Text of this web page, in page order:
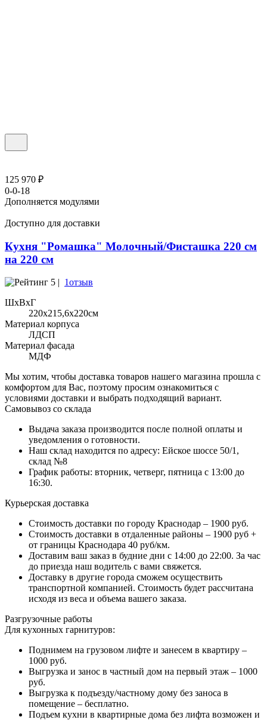
125 970 ₽
0-0-18
Дополняется модулями
Доступно для доставки
Кухня "Ромашка" Молочный/Фисташка 220 см
на 220 см
5 | 1отзыв
ШхВхГ
220x215,6х220см
Материал корпуса
ЛДСП
Материал фасада
МДФ
Мы хотим, чтобы доставка товаров нашего магазина прошла с
комфортом для Вас, поэтому просим ознакомиться с
условиями доставки и выбрать подходящий вариант.
Самовывоз со склада
Выдача заказа производится после полной оплаты и
уведомления о готовности.
Наш склад находится по адресу: Ейское шоссе 50/1,
склад №8
График работы: вторник, четверг, пятница с 13:00 до
16:30.
Курьерская доставка
Стоимость доставки по городу Краснодар – 1900 руб.
Стоимость доставки в отдаленные районы – 1900 руб +
от границы Краснодара 40 руб/км.
Доставим ваш заказ в будние дни с 14:00 до 22:00. За час
до приезда наш водитель с вами свяжется.
Доставку в другие города сможем осуществить
транспортной компанией. Стоимость будет рассчитана
исходя из веса и объема вашего заказа.
Разгрузочные работы
Для кухонных гарнитуров:
Поднимем на грузовом лифте и занесем в квартиру –
1000 руб.
Выгрузка и занос в частный дом на первый этаж – 1000
руб.
Выгрузка к подъезду/частному дому без заноса в
помещение – бесплатно.
Подъем кухни в квартирные дома без лифта возможен и